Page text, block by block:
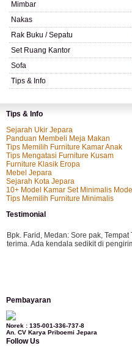
Mimbar
Nakas
Rak Buku / Sepatu
Set Ruang Kantor
Sofa
Tips & Info
Tips & Info
Sejarah Ukir Jepara
Panduan Membeli Meja Makan
Tips Memilih Furniture Kamar Anak
Tips Mengatasi Furniture Kusam
Furniture Klasik Eropa
Mebel Jepara
Sejarah Kota Jepara
10+ Model Kamar Set Minimalis
Tips Memilih Furniture Minimalis
Testimonial
Bpk. Farid, Medan: Sore pak,
terima. Ada kendala sedikit di
kursi teras saya sudah saya terima
Pembayaran
Norek : 135-001-336-737-8
An. CV Karya Priboemi Jepara
Follow Us